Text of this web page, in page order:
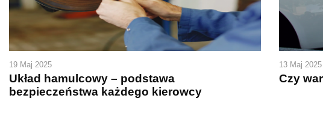
19 Maj 2025
Układ hamulcowy – podstawa
bezpieczeństwa każdego kierowcy
13 Maj 2025
Czy